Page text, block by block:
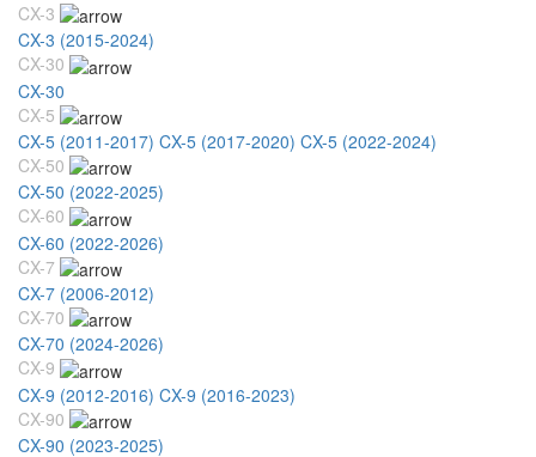
CX-3
CX-3 (2015-2024)
CX-30
CX-30
CX-5
CX-5 (2011-2017) CX-5 (2017-2020) CX-5 (2022-2024)
CX-50
CX-50 (2022-2025)
CX-60
CX-60 (2022-2026)
CX-7
CX-7 (2006-2012)
CX-70
CX-70 (2024-2026)
CX-9
CX-9 (2012-2016) CX-9 (2016-2023)
CX-90
CX-90 (2023-2025)